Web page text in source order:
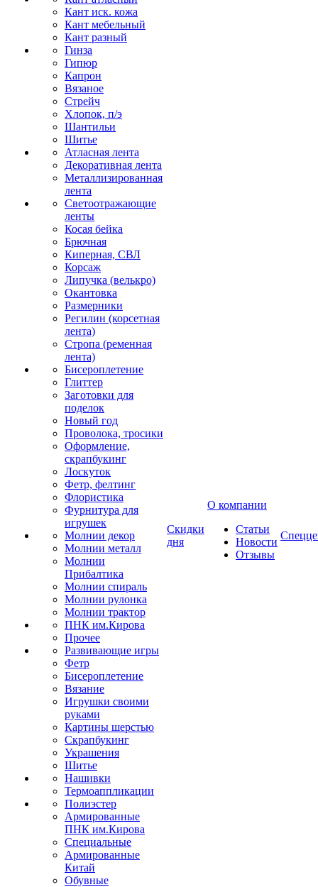
Кант иск. кожа
Кант мебельный
Кант разный
Гинза
Гипюр
Капрон
Вязаное
Стрейч
Хлопок, п/э
Шантильи
Шитье
Атласная лента
Декоративная лента
Металлизированная
лента
Светоотражающие
ленты
Косая бейка
Брючная
Киперная, СВЛ
Корсаж
Липучка (велькро)
Окантовка
Размерники
Регилин (корсетная
лента)
Стропа (ременная
лента)
Бисероплетение
Глиттер
Заготовки для
поделок
Новый год
Проволока, тросики
Оформление,
скрапбукинг
Лоскуток
Фетр, фелтинг
Флористика
Фурнитура для
игрушек
Молнии декор
Молнии металл
Молнии
Прибалтика
Молнии спираль
Молнии рулонка
Молнии трактор
ПНК им.Кирова
Прочее
Развивающие игры
Фетр
Бисероплетение
Вязание
Игрушки своими
руками
Картины шерстью
Скрапбукинг
Украшения
Шитье
Нашивки
Термоаппликации
Полиэстер
Армированные
ПНК им.Кирова
Специальные
Армированные
Китай
Обувные
Скидки
дня
О компании
Статьи
Новости
Отзывы